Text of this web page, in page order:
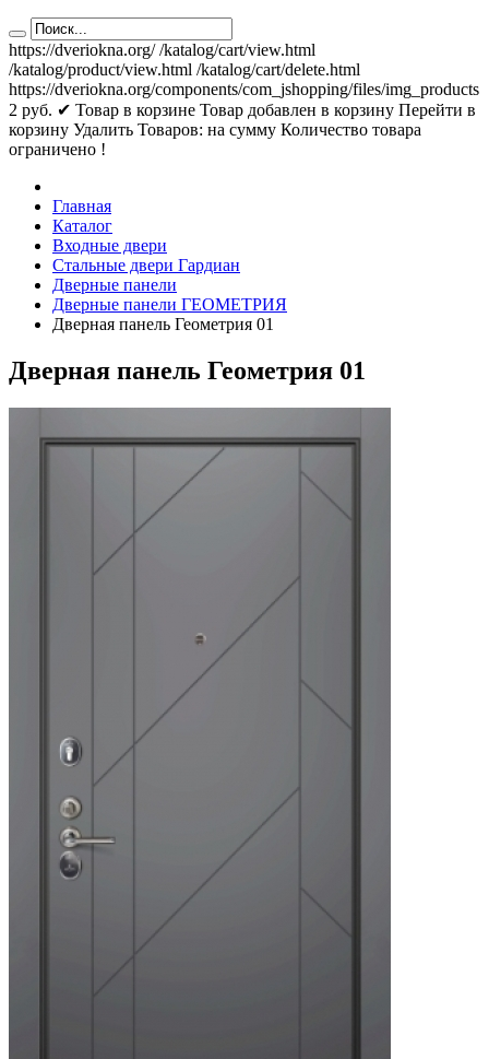
https://dveriokna.org/ /katalog/cart/view.html
/katalog/product/view.html /katalog/cart/delete.html
https://dveriokna.org/components/com_jshopping/files/img_products
2 руб. ✔ Товар в корзине Товар добавлен в корзину Перейти в
корзину Удалить Товаров: на сумму Количество товара
ограничено !
Главная
Каталог
Входные двери
Стальные двери Гардиан
Дверные панели
Дверные панели ГЕОМЕТРИЯ
Дверная панель Геометрия 01
Дверная панель Геометрия 01